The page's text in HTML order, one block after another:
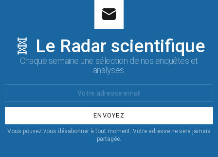
🧬 Le Radar scientifique
Chaque semaine une sélection de nos enquêtes et
analyses.
:
Vous pouvez vous désabonner à tout moment. Votre adresse ne sera jamais
partagée.